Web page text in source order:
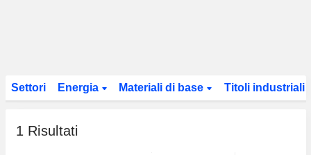
Settori Energia Materiali di base Titoli industriali
1 Risultati